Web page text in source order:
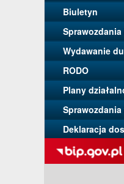
Biuletyn
Wydawanie
RODO
Plany
Deklaracja